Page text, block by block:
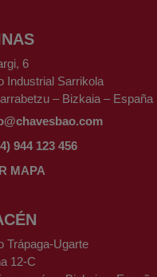
6
Industrial Sarrikola
– Bizkaia – España
944 123 456
MAPA
Trápaga-Ugarte
12-C